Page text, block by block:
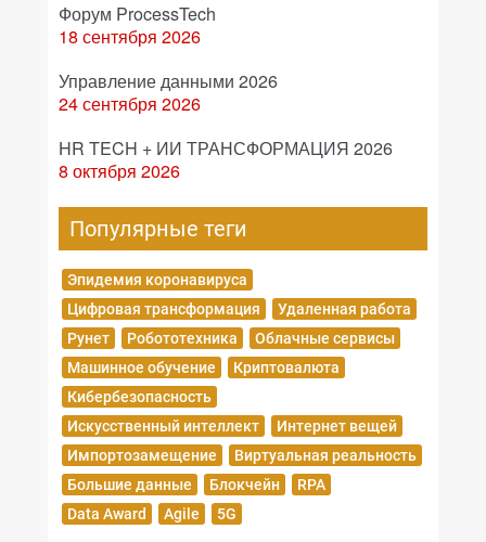
Форум ProcessTech
18 сентября 2026
Управление данными 2026
24 сентября 2026
HR TECH + ИИ ТРАНСФОРМАЦИЯ 2026
8 октября 2026
Популярные теги
Эпидемия коронавируса
Цифровая трансформация
Удаленная работа
Рунет
Робототехника
Облачные сервисы
Машинное обучение
Криптовалюта
Кибербезопасность
Искусственный интеллект
Интернет вещей
Импортозамещение
Виртуальная реальность
Большие данные
Блокчейн
RPA
Data Award
Agile 5G